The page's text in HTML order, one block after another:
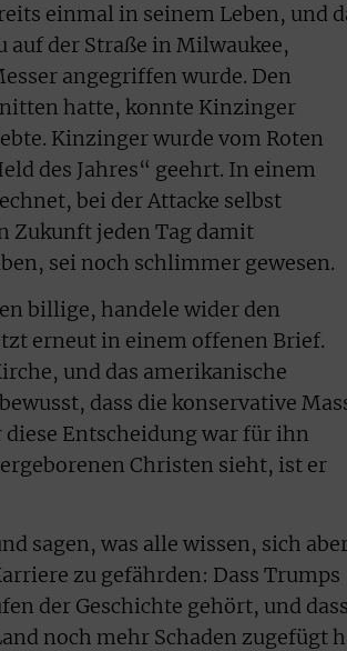
einmal in seinem Leben, und
der Straße in Milwaukee,
angegriffen wurde. Den
hatte, konnte Kinzinger
Kinzinger wurde vom Roten
des Jahres“ geehrt. In einem
bei der Attacke selbst
Zukunft jeden Tag damit
sei noch schlimmer gewesen.
billige, handele wider den
erneut in einem offenen Brief.
und das amerikanische
dass die konservative
Entscheidung war für ihn
Christen sieht, ist er
sagen, was alle wissen, sich
zu gefährden: Dass Trumps
der Geschichte gehört, und
noch mehr Schaden zugefügt